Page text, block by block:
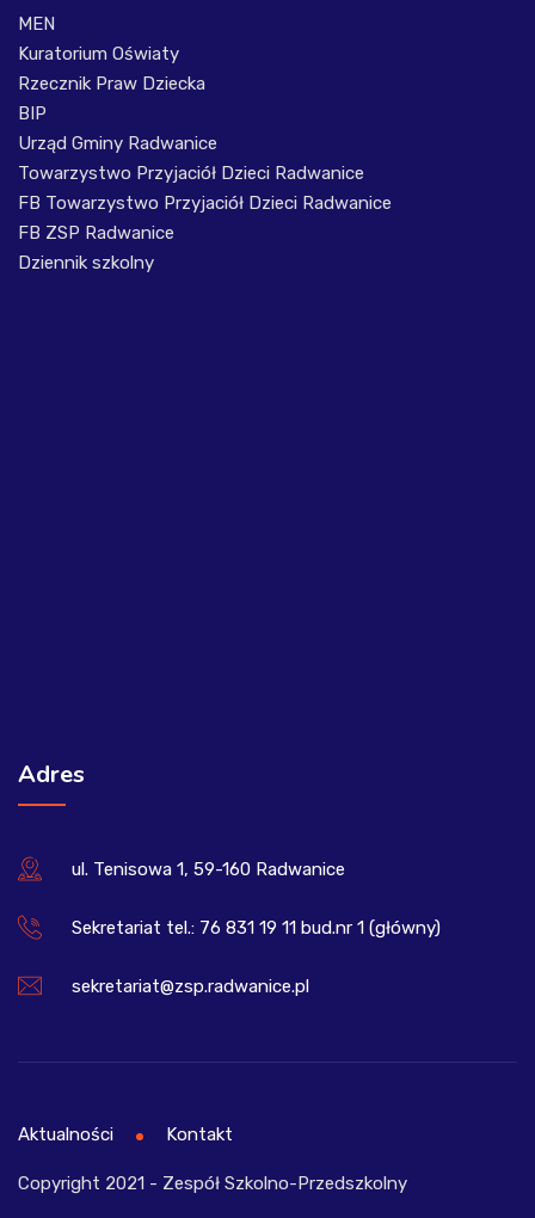
MEN
Kuratorium Oświaty
Rzecznik Praw Dziecka
BIP
Urząd Gminy Radwanice
Towarzystwo Przyjaciół Dzieci Radwanice
FB Towarzystwo Przyjaciół Dzieci Radwanice
FB ZSP Radwanice
Dziennik szkolny
Adres
ul. Tenisowa 1, 59-160 Radwanice
Sekretariat tel.: 76 831 19 11 bud.nr 1 (główny)
sekretariat@zsp.radwanice.pl
Copyright 2021 - Zespół Szkolno-Przedszkolny
Aktualności Kontakt